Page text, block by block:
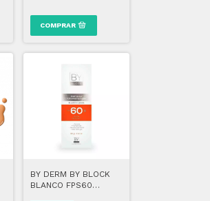
BY DERM BY BLOCK
BLANCO FPS60